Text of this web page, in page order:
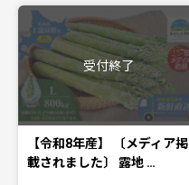
受付終了
【令和8年産】 〔メディア掲
載されました〕 露地 …